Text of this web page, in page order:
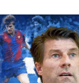
club badge